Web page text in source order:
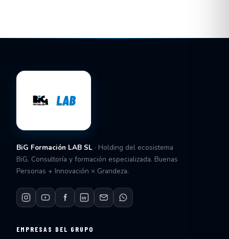
BiG Formación LAB SL · Holding del ecosistema
BiG. Consultoría y formación especializada. Buenas
Personas + Innovación × Grandeza.
EMPRESAS DEL GRUPO